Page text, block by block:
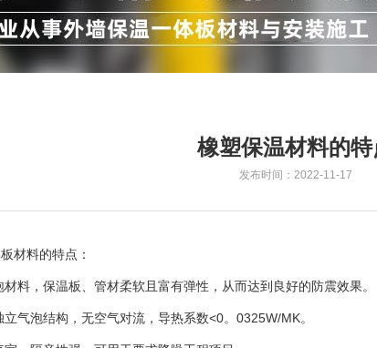
橡塑保温材料的特
发布时间：2022-11-17
材料的特点：
材料，保温板、管材柔软且富有弹性，从而达到良好的防震效果。
气泡结构，无空气对流，导热系数<0。0325W/MK。